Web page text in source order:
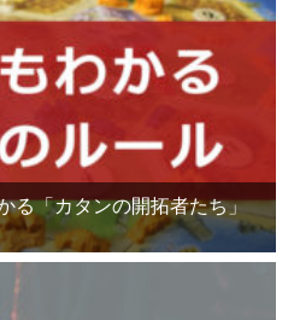
る「カタンの開拓者たち」